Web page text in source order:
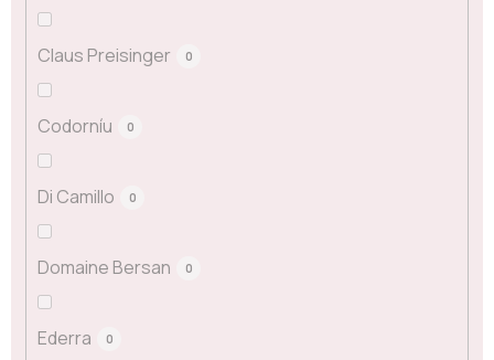
Claus Preisinger 0
Codorníu 0
Di Camillo 0
Domaine Bersan 0
Ederra 0